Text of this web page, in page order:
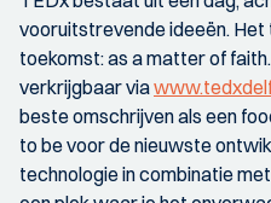
vooruitstrevende ideeën. Het
toekomst: as a matter of
verkrijgbaar via
beste omschrijven als een
to be voor de nieuwste
technologie in combinatie